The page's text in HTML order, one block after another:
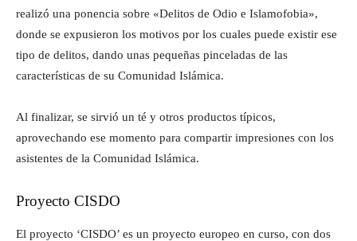
realizó una ponencia sobre «Delitos de Odio e Islamofobia»,
donde se expusieron los motivos por los cuales puede existir ese
tipo de delitos, dando unas pequeñas pinceladas de las
características de su Comunidad Islámica.
Al finalizar, se sirvió un té y otros productos típicos,
aprovechando ese momento para compartir impresiones con los
asistentes de la Comunidad Islámica.
Proyecto CISDO
El proyecto ‘CISDO’ es un proyecto europeo en curso, con dos